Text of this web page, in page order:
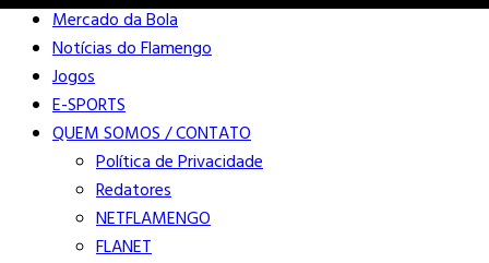
Mercado da Bola
Notícias do Flamengo
Jogos
E-SPORTS
QUEM SOMOS / CONTATO
Política de Privacidade
Redatores
NETFLAMENGO
FLANET